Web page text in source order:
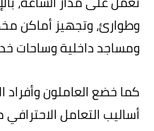
وطوارئ، وتجهيز أماكن
ومساجد داخلية وساحات
كما خضع العاملون وأفراد
أساليب التعامل